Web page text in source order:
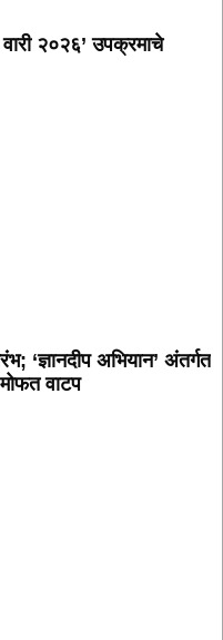
२०२६’ उपक्रमाचे
अभियान’ अंतर्गत
मोफत वाटप